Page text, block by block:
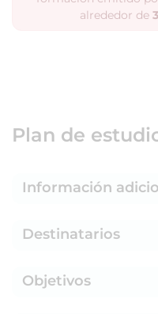
alrededor de
Plan de
Información
Destinatarios
Objetivos